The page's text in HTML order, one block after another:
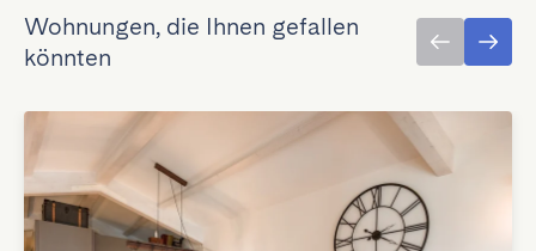
Wohnungen, die Ihnen gefallen
könnten